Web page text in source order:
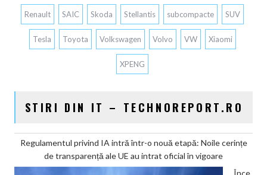
Renault SAIC Skoda Stellantis subcompacte SUV
Tesla Toyota Volkswagen Volvo VW Xiaomi
XPENG
STIRI DIN IT – TECHNOREPORT.RO
Regulamentul privind IA intră într-o nouă etapă: Noile cerințe
de transparență ale UE au intrat oficial în vigoare
Înce